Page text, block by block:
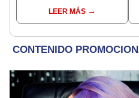
cuidar caballos, burros
y otros animales
LEER MÁS